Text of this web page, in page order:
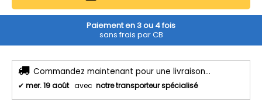
Paiement en 3 ou 4 fois
sans frais par CB
Commandez maintenant pour une livraison...
✔ mer. 19 août avec notre transporteur spécialisé